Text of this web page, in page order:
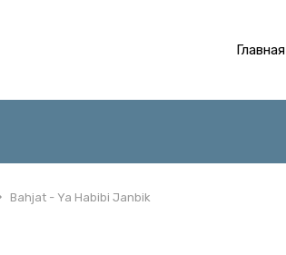
Главная
Bahjat - Ya Habibi Janbik